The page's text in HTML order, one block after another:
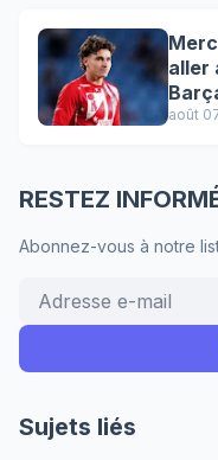
aller
août
RESTEZ
Abonnez-vous à notre
Sujets liés